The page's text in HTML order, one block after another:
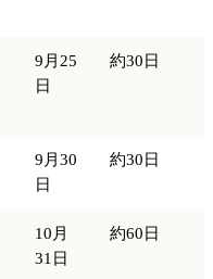
9月25
日
約30日
9月30
日
約30日
10月
31日
約60日